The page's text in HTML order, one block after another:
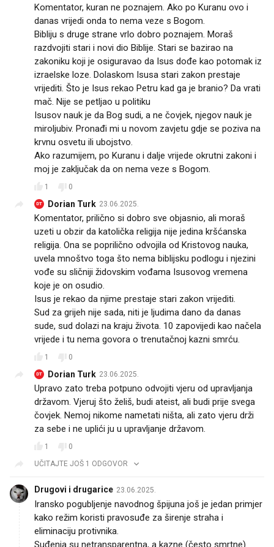
Komentator, kuran ne poznajem. Ako po Kuranu ovo i
danas vrijedi onda to nema veze s Bogom.
Bibliju s druge strane vrlo dobro poznajem. Moraš
razdvojiti stari i novi dio Biblije. Stari se bazirao na
zakoniku koji je osiguravao da Isus dođe kao potomak iz
izraelske loze. Dolaskom Isusa stari zakon prestaje
vrijediti. Što je Isus rekao Petru kad ga je branio? Da vrati
mač. Nije se petljao u politiku
Isusov nauk je da Bog sudi, a ne čovjek, njegov nauk je
miroljubiv. Pronađi mi u novom zavjetu gdje se poziva na
krvnu osvetu ili ubojstvo.
Ako razumijem, po Kuranu i dalje vrijede okrutni zakoni i
moj je zaključak da on nema veze s Bogom.
1 0
DT Dorian Turk 23.06.2025.
Komentator, prilično si dobro sve objasnio, ali moraš
uzeti u obzir da katolička religija nije jedina kršćanska
religija. Ona se poprilično odvojila od Kristovog nauka,
uvela mnoštvo toga što nema biblijsku podlogu i njezini
vođe su sličniji židovskim vođama Isusovog vremena
koje je on osudio.
Isus je rekao da njime prestaje stari zakon vrijediti.
Sud za grijeh nije sada, niti je ljudima dano da danas
sude, sud dolazi na kraju života. 10 zapovijedi kao načela
vrijede i tu nema govora o trenutačnoj kazni smrću.
1 0
DT Dorian Turk 23.06.2025.
Upravo zato treba potpuno odvojiti vjeru od upravljanja
državom. Vjeruj što želiš, budi ateist, ali budi prije svega
čovjek. Nemoj nikome nametati ništa, ali zato vjeru drži
za sebe i ne uplići ju u upravljanje državom.
1
0
UČITAJTE JOŠ 1 ODGOVOR
Drugovi i drugarice 23.06.2025.
Iransko pogubljenje navodnog špijuna još je jedan primjer
kako režim koristi pravosuđe za širenje straha i
eliminaciju protivnika.
Suđenja su netransparentna, a kazne (često smrtne)